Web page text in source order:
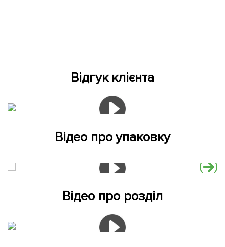
Відгук клієнта
Відео про упаковку
Відео про розділ